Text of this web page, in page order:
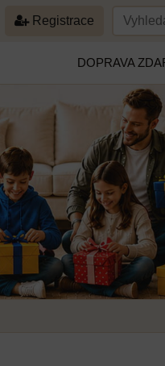
Registrace
DOPRAVA